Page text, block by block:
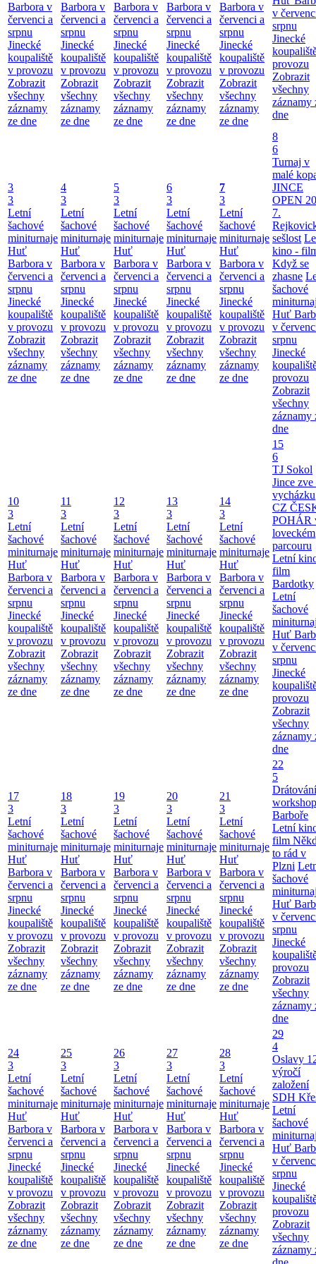
Barbora v
červenci a
srpnu
Jinecké
koupaliště
v provozu
Zobrazit
všechny
záznamy
ze dne
Barbora v
červenci a
srpnu
Jinecké
koupaliště
v provozu
Zobrazit
všechny
záznamy
ze dne
Barbora v
červenci a
srpnu
Jinecké
koupaliště
v provozu
Zobrazit
všechny
záznamy
ze dne
Barbora v
červenci a
srpnu
Jinecké
koupaliště
v provozu
Zobrazit
všechny
záznamy
ze dne
Barbora v
červenci a
srpnu
Jinecké
koupaliště
v provozu
Zobrazit
všechny
záznamy
ze dne
v
srpnu
Jinecké
provozu
Zobrazit
všechny
záznamy
dne
3
3
Letní
šachové
miniturnaje
Huť
Barbora v
červenci a
srpnu
Jinecké
koupaliště
v provozu
Zobrazit
všechny
záznamy
ze dne
4
3
Letní
šachové
miniturnaje
Huť
Barbora v
červenci a
srpnu
Jinecké
koupaliště
v provozu
Zobrazit
všechny
záznamy
ze dne
5
3
Letní
šachové
miniturnaje
Huť
Barbora v
červenci a
srpnu
Jinecké
koupaliště
v provozu
Zobrazit
všechny
záznamy
ze dne
6
3
Letní
šachové
miniturnaje
Huť
Barbora v
červenci a
srpnu
Jinecké
koupaliště
v provozu
Zobrazit
všechny
záznamy
ze dne
7
3
Letní
šachové
miniturnaje
Huť
Barbora v
červenci a
srpnu
Jinecké
koupaliště
v provozu
Zobrazit
všechny
záznamy
ze dne
8
6
Turnaj v
malé
JINCE
OPEN
7.
sešlost
kino -
Když se
zhasne
šachové
Huť
v
srpnu
Jinecké
provozu
Zobrazit
všechny
záznamy
dne
10
3
Letní
šachové
miniturnaje
Huť
Barbora v
červenci a
srpnu
Jinecké
koupaliště
v provozu
Zobrazit
všechny
záznamy
ze dne
11
3
Letní
šachové
miniturnaje
Huť
Barbora v
červenci a
srpnu
Jinecké
koupaliště
v provozu
Zobrazit
všechny
záznamy
ze dne
12
3
Letní
šachové
miniturnaje
Huť
Barbora v
červenci a
srpnu
Jinecké
koupaliště
v provozu
Zobrazit
všechny
záznamy
ze dne
13
3
Letní
šachové
miniturnaje
Huť
Barbora v
červenci a
srpnu
Jinecké
koupaliště
v provozu
Zobrazit
všechny
záznamy
ze dne
14
3
Letní
šachové
miniturnaje
Huť
Barbora v
červenci a
srpnu
Jinecké
koupaliště
v provozu
Zobrazit
všechny
záznamy
ze dne
15
6
TJ Sokol
Jince zve
vycházku
CZ
POHÁR
loveckém
parcouru
Letní
film
Bardotky
Letní
šachové
Huť
v
srpnu
Jinecké
provozu
Zobrazit
všechny
záznamy
dne
17
3
Letní
šachové
miniturnaje
Huť
Barbora v
červenci a
srpnu
Jinecké
koupaliště
v provozu
Zobrazit
všechny
záznamy
ze dne
18
3
Letní
šachové
miniturnaje
Huť
Barbora v
červenci a
srpnu
Jinecké
koupaliště
v provozu
Zobrazit
všechny
záznamy
ze dne
19
3
Letní
šachové
miniturnaje
Huť
Barbora v
červenci a
srpnu
Jinecké
koupaliště
v provozu
Zobrazit
všechny
záznamy
ze dne
20
3
Letní
šachové
miniturnaje
Huť
Barbora v
červenci a
srpnu
Jinecké
koupaliště
v provozu
Zobrazit
všechny
záznamy
ze dne
21
3
Letní
šachové
miniturnaje
Huť
Barbora v
červenci a
srpnu
Jinecké
koupaliště
v provozu
Zobrazit
všechny
záznamy
ze dne
22
5
Barboře
Letní
film
to rád v
Plzni
šachové
Huť
v
srpnu
Jinecké
provozu
Zobrazit
všechny
záznamy
dne
24
3
Letní
šachové
miniturnaje
Huť
Barbora v
červenci a
srpnu
Jinecké
koupaliště
v provozu
Zobrazit
všechny
záznamy
ze dne
25
3
Letní
šachové
miniturnaje
Huť
Barbora v
červenci a
srpnu
Jinecké
koupaliště
v provozu
Zobrazit
všechny
záznamy
ze dne
26
3
Letní
šachové
miniturnaje
Huť
Barbora v
červenci a
srpnu
Jinecké
koupaliště
v provozu
Zobrazit
všechny
záznamy
ze dne
27
3
Letní
šachové
miniturnaje
Huť
Barbora v
červenci a
srpnu
Jinecké
koupaliště
v provozu
Zobrazit
všechny
záznamy
ze dne
28
3
Letní
šachové
miniturnaje
Huť
Barbora v
červenci a
srpnu
Jinecké
koupaliště
v provozu
Zobrazit
všechny
záznamy
ze dne
29
4
Oslavy
výročí
založení
SDH
Letní
šachové
Huť
v
srpnu
Jinecké
provozu
Zobrazit
všechny
záznamy